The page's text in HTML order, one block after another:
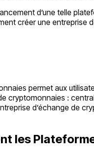
d’une telle
créer une entreprise
permet aux
cryptomonnaies :
d’échange de
les